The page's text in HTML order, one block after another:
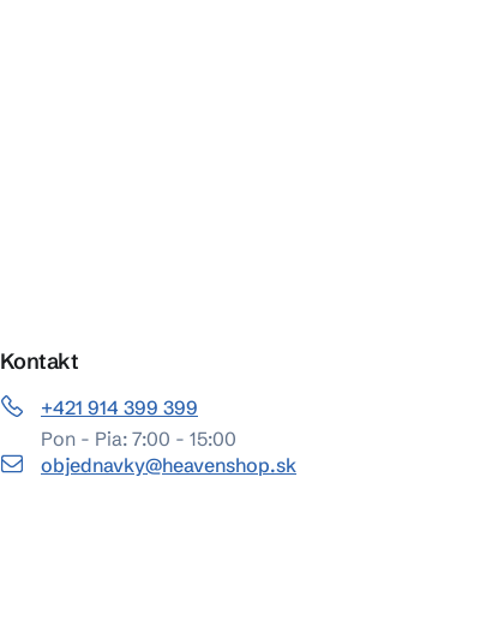
Kontakt
+421 914 399 399
Pon - Pia: 7:00 - 15:00
objednavky@heavenshop.sk